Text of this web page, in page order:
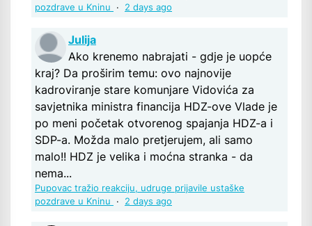
pozdrave u Kninu
· 2 days ago
Julija
Ako krenemo nabrajati - gdje je uopće
kraj? Da proširim temu: ovo najnovije
kadroviranje stare komunjare Vidovića za
savjetnika ministra financija HDZ-ove Vlade je
po meni početak otvorenog spajanja HDZ-a i
SDP-a. Možda malo pretjerujem, ali samo
malo!! HDZ je velika i moćna stranka - da
nema...
Pupovac tražio reakciju, udruge prijavile ustaške
pozdrave u Kninu
· 2 days ago